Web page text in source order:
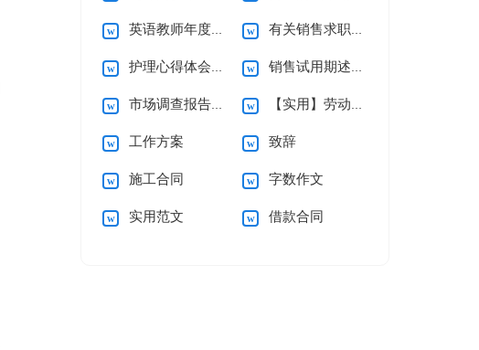
英语教师年度述职报告 有关销售求职信集合九篇
护理心得体会（通用5篇） 销售试用期述职报告
市场调查报告通用15篇 【实用】劳动合同模板锦集六篇
工作方案 致辞
施工合同 字数作文
实用范文 借款合同